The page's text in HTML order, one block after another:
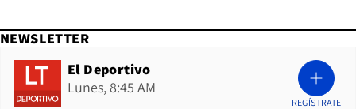
NEWSLETTER
El Deportivo
Lunes, 8:45 AM
REGÍSTRATE